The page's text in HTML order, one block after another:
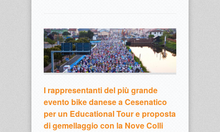
I rappresentanti del più grande
evento bike danese a Cesenatico
per un Educational Tour e proposta
di gemellaggio con la Nove Colli